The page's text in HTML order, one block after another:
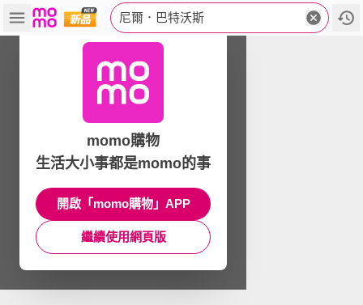
尼爾．巴特沃斯
momo購物
生活大小事都是momo的事
開啟「momo購物」APP
繼續使用網頁版